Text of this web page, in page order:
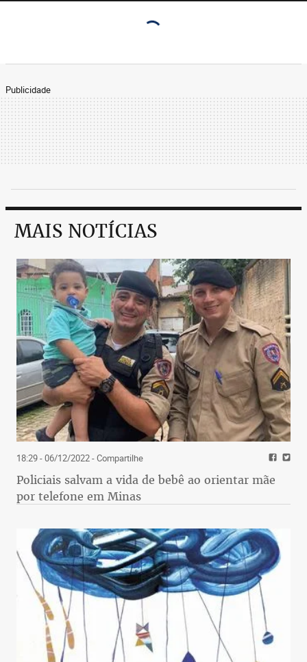
Publicidade
MAIS NOTÍCIAS
18:29 - 06/12/2022- Compartilhe
Policiais salvam a vida de bebê ao orientar mãe
por telefone em Minas